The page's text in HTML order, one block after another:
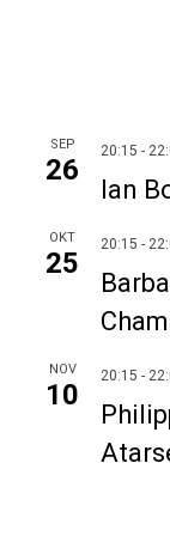
SEP
26
20:15 -
Ian
OKT
25
20:15 -
NOV
10
20:15 -